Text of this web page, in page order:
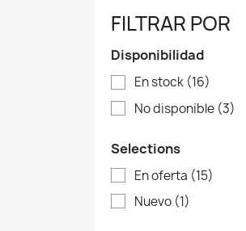
FILTRAR POR
Disponibilidad
En stock (16)
No disponible (3)
Selections
En oferta (15)
Nuevo (1)